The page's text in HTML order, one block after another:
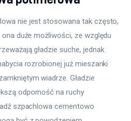
nie jest stosowana tak często,
duże możliwości, ze względu
gładzie suche, jednak
rozrobionej już mieszanki
wiadrze. Gładzie
odporność na ruchy
szpachlowa cementowo